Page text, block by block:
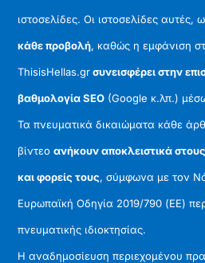
ιστοσελίδες. Οι ιστοσελίδες αυτές,
κάθε προβολή, καθώς η εμφάνιση
ThisisHellas.grσυνεισφέρει στην
βαθμολογία SEO (Google κ.λπ.)
Τα πνευματικά δικαιώματα κάθε
βίντεοανήκουν αποκλειστικά
και φορείς τους, σύμφωνα με τον
Ευρωπαϊκή Οδηγία 2019/790 (ΕΕ)
πνευματικής ιδιοκτησίας.
Η αναδημοσίευση περιεχομένου